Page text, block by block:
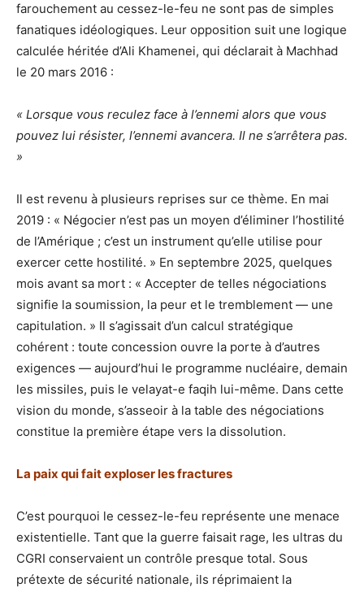
farouchement au cessez-le-feu ne sont pas de simples
fanatiques idéologiques. Leur opposition suit une logique
calculée héritée d’Ali Khamenei, qui déclarait à Machhad
le 20 mars 2016 :
« Lorsque vous reculez face à l’ennemi alors que vous
pouvez lui résister, l’ennemi avancera. Il ne s’arrêtera pas.
»
Il est revenu à plusieurs reprises sur ce thème. En mai
2019 : « Négocier n’est pas un moyen d’éliminer l’hostilité
de l’Amérique ; c’est un instrument qu’elle utilise pour
exercer cette hostilité. » En septembre 2025, quelques
mois avant sa mort : « Accepter de telles négociations
signifie la soumission, la peur et le tremblement — une
capitulation. » Il s’agissait d’un calcul stratégique
cohérent : toute concession ouvre la porte à d’autres
exigences — aujourd’hui le programme nucléaire, demain
les missiles, puis le velayat-e faqih lui-même. Dans cette
vision du monde, s’asseoir à la table des négociations
constitue la première étape vers la dissolution.
La paix qui fait exploser les fractures
C’est pourquoi le cessez-le-feu représente une menace
existentielle. Tant que la guerre faisait rage, les ultras du
CGRI conservaient un contrôle presque total. Sous
prétexte de sécurité nationale, ils réprimaient la